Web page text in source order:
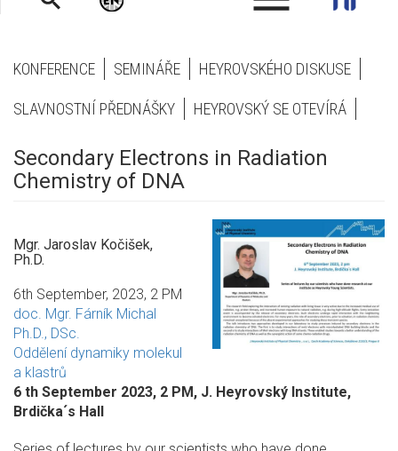
KONFERENCE SEMINÁŘE HEYROVSKÉHO DISKUSE
SLAVNOSTNÍ PŘEDNÁŠKY HEYROVSKÝ SE OTEVÍRÁ
Secondary Electrons in Radiation
Chemistry of DNA
Mgr. Jaroslav Kočišek,
Ph.D.
6th September, 2023, 2 PM
doc. Mgr. Fárník Michal
Ph.D., DSc.
Oddělení dynamiky molekul
a klastrů
6 th September 2023, 2 PM, J. Heyrovský Institute,
Brdička´s Hall